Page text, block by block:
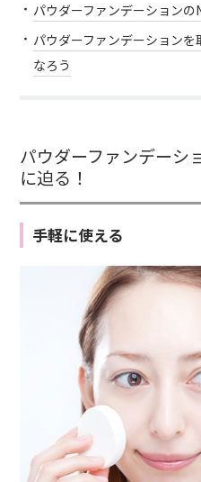
パウダーファンデーションの
パウダーファンデーション
なろう
パウダーファンデーシ
に迫る！
手軽に使える